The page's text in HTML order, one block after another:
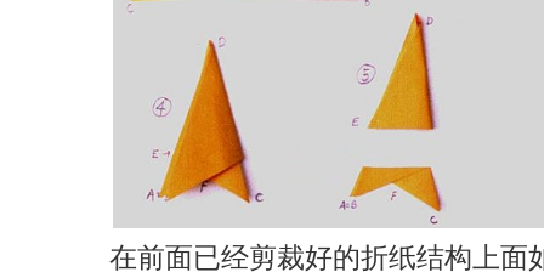
在前面已经剪裁好的折纸结构上面